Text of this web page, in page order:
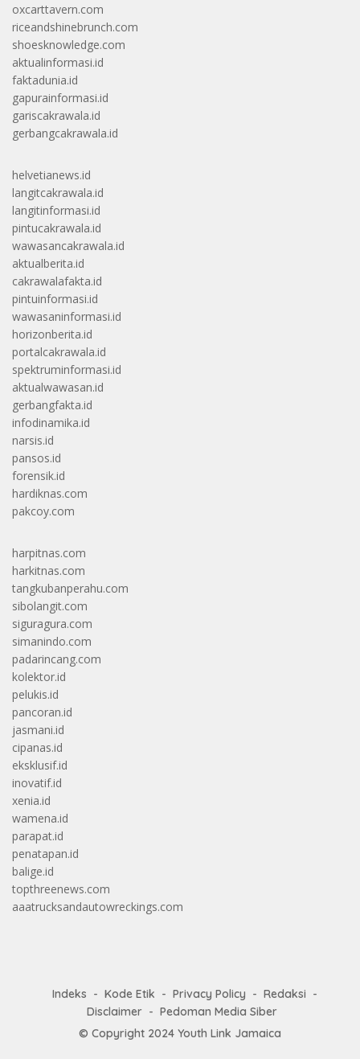
oxcarttavern.com
riceandshinebrunch.com
shoesknowledge.com
aktualinformasi.id
faktadunia.id
gapurainformasi.id
gariscakrawala.id
gerbangcakrawala.id
helvetianews.id
langitcakrawala.id
langitinformasi.id
pintucakrawala.id
wawasancakrawala.id
aktualberita.id
cakrawalafakta.id
pintuinformasi.id
wawasaninformasi.id
horizonberita.id
portalcakrawala.id
spektruminformasi.id
aktualwawasan.id
gerbangfakta.id
infodinamika.id
narsis.id
pansos.id
forensik.id
hardiknas.com
pakcoy.com
harpitnas.com
harkitnas.com
tangkubanperahu.com
sibolangit.com
siguragura.com
simanindo.com
padarincang.com
kolektor.id
pelukis.id
pancoran.id
jasmani.id
cipanas.id
eksklusif.id
inovatif.id
xenia.id
wamena.id
parapat.id
penatapan.id
balige.id
topthreenews.com
aaatrucksandautowreckings.com
Indeks Kode Etik Privacy Policy
Redaksi
Disclaimer
Pedoman Media Siber
© Copyright 2024 Youth Link Jamaica